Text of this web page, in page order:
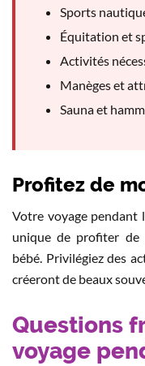
Sports
Équitation et
Activités
Manèges et
Sauna et
Profitez de
Votre voyage pendant
unique de profiter de
bébé. Privilégiez des
créeront de beaux
Questions
voyage